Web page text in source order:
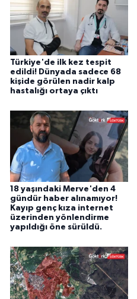
Türkiye'de ilk kez tespit
edildi! Dünyada sadece 68
kişide görülen nadir kalp
hastalığı ortaya çıktı
18 yaşındaki Merve'den 4
gündür haber alınamıyor!
Kayıp genç kıza internet
üzerinden yönlendirme
yapıldığı öne sürüldü.